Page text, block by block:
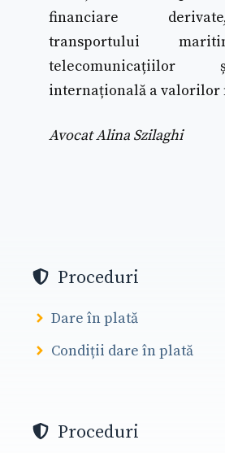
financiare
transportului
internațională a valorilor
Avocat Alina Szilaghi
Proceduri
Dare în plată
Condiții dare în plată
Proceduri